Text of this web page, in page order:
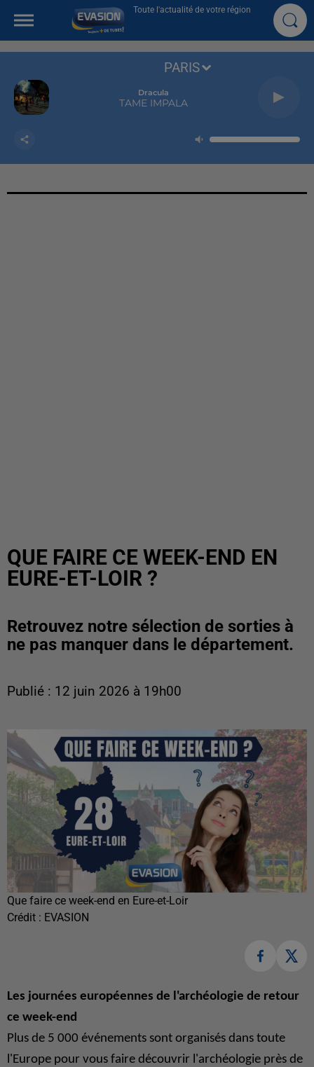
Toute l'actualité de votre région
Dracula
TAME IMPALA
PARIS
QUE FAIRE CE WEEK-END EN
EURE-ET-LOIR ?
Retrouvez notre sélection de sorties à
ne pas manquer dans le département.
Publié : 12 juin 2026 à 19h00
Que faire ce week-end en Eure-et-Loir
Crédit : EVASION
Les journées européennes de l'archéologie de retour
ce week-end
Plus de 5 000 événements sont organisés dans toute
l'Europe pour vous faire découvrir l'archéologie près de